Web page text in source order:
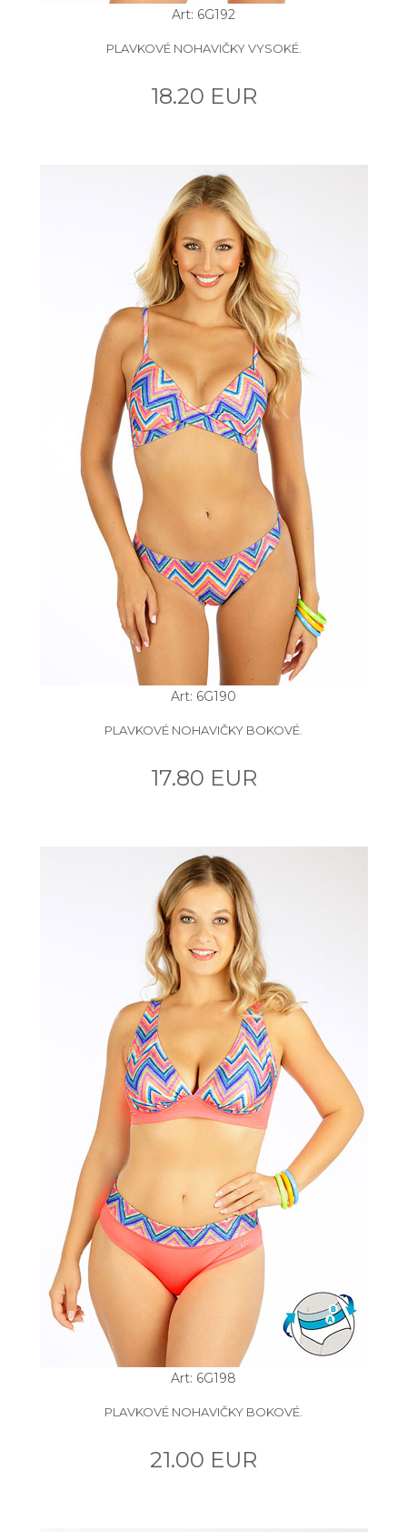
Art: 6G192
PLAVKOVÉ NOHAVIČKY VYSOKÉ.
18.20 EUR
Art: 6G190
PLAVKOVÉ NOHAVIČKY BOKOVÉ.
17.80 EUR
Art: 6G198
PLAVKOVÉ NOHAVIČKY BOKOVÉ.
21.00 EUR